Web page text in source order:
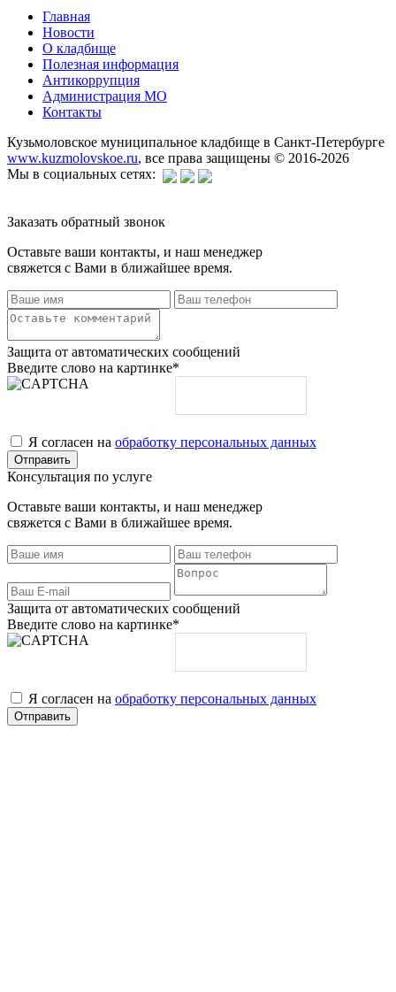
Главная
Новости
О кладбище
Полезная информация
Антикоррупция
Администрация МО
Контакты
Кузьмоловское муниципальное кладбище в Санкт-Петербурге
www.kuzmolovskoe.ru, все права защищены © 2016-2026
Мы в социальных сетях:
Заказать обратный звонок
Оставьте ваши контакты, и наш менеджер
свяжется с Вами в ближайшее время.
Защита от автоматических сообщений
Введите слово на картинке*
Я согласен на обработку персональных данных
Консультация по услуге
Оставьте ваши контакты, и наш менеджер
свяжется с Вами в ближайшее время.
Защита от автоматических сообщений
Введите слово на картинке*
Я согласен на обработку персональных данных